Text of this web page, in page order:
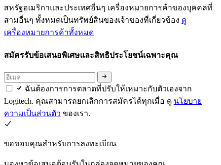
สหรัฐอเมริกาและประเทศอื่นๆ เครื่องหมายการค้าของบุคคลที่
สามอื่นๆ ทั้งหมดเป็นทรัพย์สินของเจ้าของที่เกี่ยวข้อง ดู
เครื่องหมายการค้าทั้งหมด
สมัครรับข้อเสนอพิเศษและสิทธิประโยชน์เฉพาะคุณ
ฉันต้องการการตลาดที่ปรับให้เหมาะกับตัวเองจาก
Logitech. คุณสามารถยกเลิกการสมัครได้ทุกเมื่อ ดู นโยบาย
ความเป็นส่วนตัว ของเรา.
ขอขอบคุณสำหรับการลงทะเบียน